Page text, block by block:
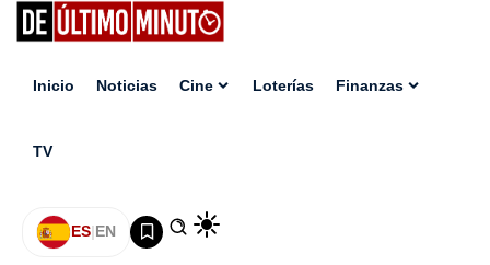
Inicio Noticias Cine Loterías Finanzas
TV
ES|EN